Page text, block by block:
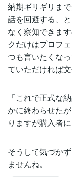
納期ギリギリま
話を回避する、
なく察知できま
クだけはプロフ
つも言いたくな
ていただければ文
「これで正式な
かに終わらせた
りますが購入者
そうして気づか
ませんね。